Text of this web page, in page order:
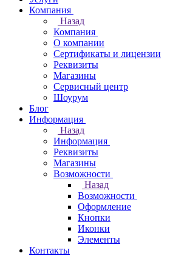
Компания
Назад
Компания
О компании
Сертификаты и лицензии
Реквизиты
Магазины
Сервисный центр
Шоурум
Блог
Информация
Назад
Информация
Реквизиты
Магазины
Возможности
Назад
Возможности
Оформление
Кнопки
Иконки
Элементы
Контакты